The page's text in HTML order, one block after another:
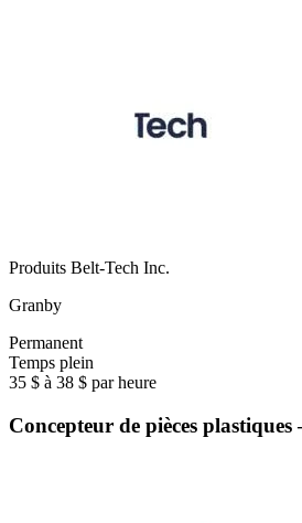
Produits Belt-Tech Inc.
Granby
Permanent
Temps plein
35 $ à 38 $ par heure
Concepteur de pièces plastiques